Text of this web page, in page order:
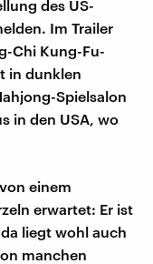
des US-
Im Trailer
Chi Kung-Fu-
in dunklen
Spielsalon
in den USA, wo
einem
erwartet: Er ist
liegt wohl auch
manchen